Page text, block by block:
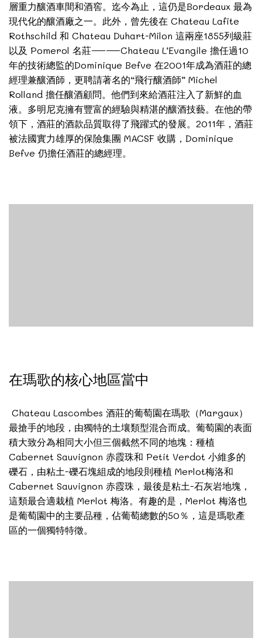
層重力釀酒車間和酒窖。迄今為止，這仍是Bordeaux 最為
現代化的釀酒廠之一。此外，曾先後在 Chateau Lafite
Rothschild 和 Chateau Duhart-Milon 這兩座1855列級莊
以及 Pomerol 名莊——Chateau L’Evangile 擔任過10
年的技術總監的Dominique Befve 在2001年成為酒莊的總
經理兼釀酒師，更聘請著名的“飛行釀酒師” Michel
Rolland 擔任釀酒顧問。他們到來給酒莊注入了新鮮的血
液。多明尼克擁有豐富的經驗與精湛的釀酒技藝。在他的帶
領下，酒莊的酒款品質取得了飛躍式的發展。2011年，酒莊
被法國實力雄厚的保險集團 MACSF 收購，Dominique
Befve 仍擔任酒莊的總經理。
在瑪歌的核心地區當中
Chateau Lascombes 酒莊的葡萄園在瑪歌（Margaux）
最搶手的地段，由獨特的土壤類型混合而成。葡萄園的表面
積大致分為相同大小但三個截然不同的地塊：種植
Cabernet Sauvignon 赤霞珠和 Petit Verdot 小維多的
礫石，由粘土-礫石塊組成的地段則種植 Merlot梅洛和
Cabernet Sauvignon 赤霞珠，最後是粘土-石灰岩地塊，
這類最合適栽植 Merlot 梅洛。有趣的是，Merlot 梅洛也
是葡萄園中的主要品種，佔葡萄總數的50％，這是瑪歌產
區的一個獨特特徵。